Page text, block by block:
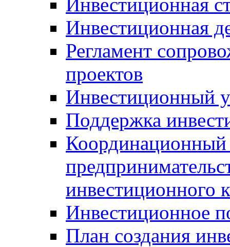
Инвестиционная
Регламент
проектов
Инвестиционный
Поддержка
Координационный
инвестиционного
Инвестиционное
План создания